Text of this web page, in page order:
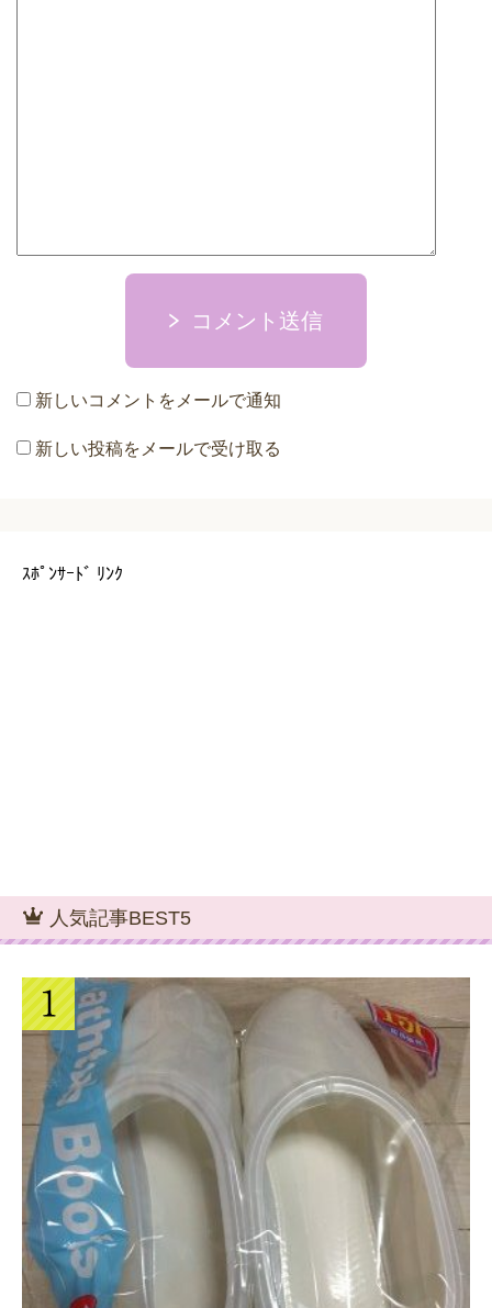
コメント送信
新しいコメントをメールで通知
新しい投稿をメールで受け取る
ｽﾎﾟﾝｻｰﾄﾞ ﾘﾝｸ
人気記事BEST5